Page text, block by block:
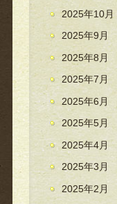
2025年10月
2025年9月
2025年8月
2025年7月
2025年6月
2025年5月
2025年4月
2025年3月
2025年2月